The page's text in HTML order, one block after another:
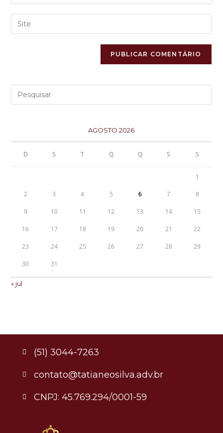
AGOSTO 2026
D S T Q Q S S
1
2 3 4 5 6 7 8
9 10 11 12 13 14 15
16 17 18 19 20 21 22
23 24 25 26 27 28 29
30 31
« jul
(51) 3044-7263
contato@tatianeosilva.adv.br
CNPJ: 45.769.294/0001-59